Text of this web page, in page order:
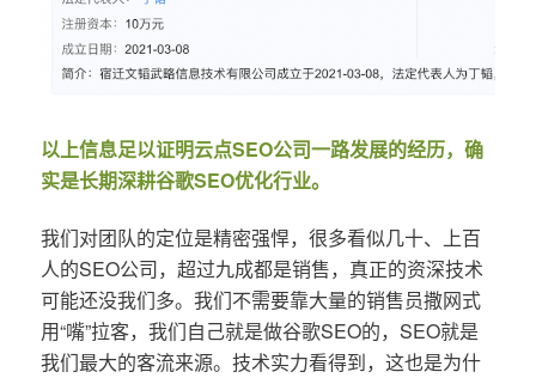
以上信息足以证明云点SEO公司一路发展的经历，确
实是长期深耕谷歌SEO优化行业。
我们对团队的定位是精密强悍，很多看似几十、上百
人的SEO公司，超过九成都是销售，真正的资深技术
可能还没我们多。我们不需要靠大量的销售员撒网式
用“嘴”拉客，我们自己就是做谷歌SEO的，SEO就是
我们最大的客流来源。技术实力看得到，这也是为什